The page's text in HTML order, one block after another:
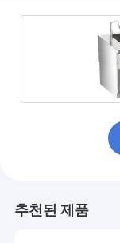
추천된 제품